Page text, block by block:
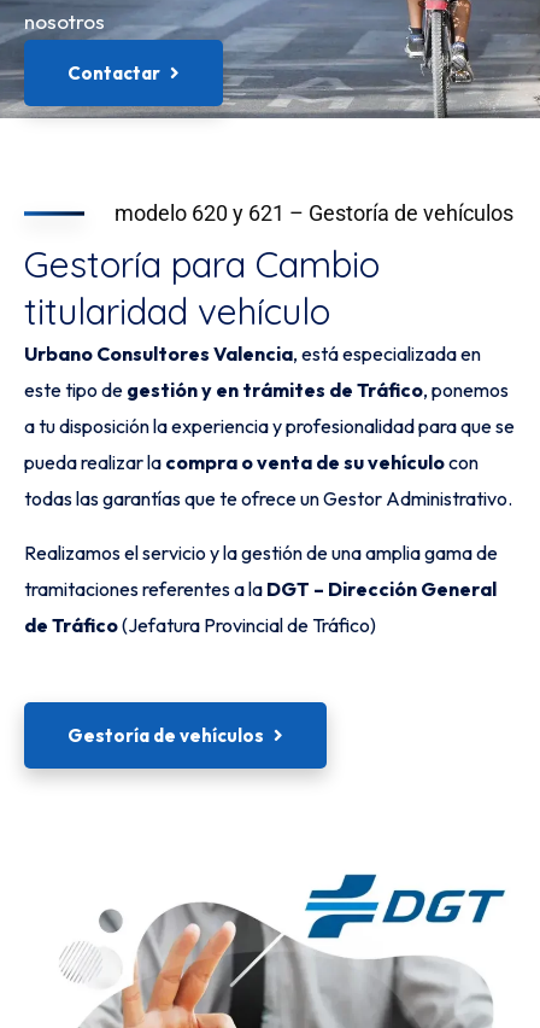
nosotros
Contactar
modelo 620 y 621 – Gestoría de vehículos
Gestoría para Cambio
titularidad vehículo
Urbano Consultores Valencia, está especializada en
este tipo de gestión y en trámites de Tráfico, ponemos
a tu disposición la experiencia y profesionalidad para que se
pueda realizar la compra o venta de su vehículocon
todas las garantías que te ofrece un Gestor Administrativo.
Realizamos el servicio y la gestión de una amplia gama de
tramitaciones referentes a la DGT – Dirección General
de Tráfico(Jefatura Provincial de Tráfico)
Gestoría de vehículos